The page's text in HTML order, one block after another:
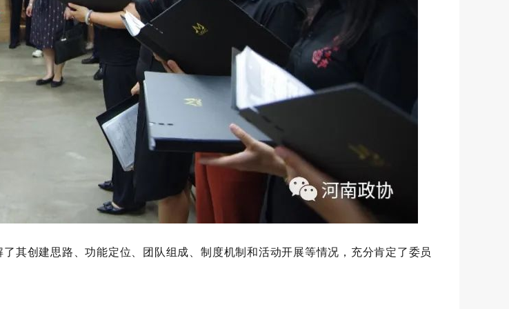
其创建思路、功能定位、团队组成、制度机制和活动开展等情况，充分肯定了委员